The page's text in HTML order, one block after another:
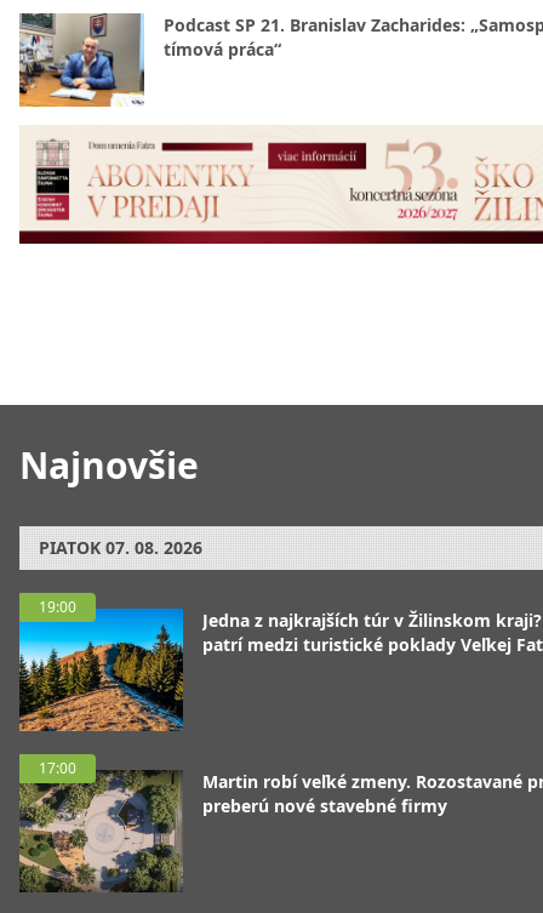
Najnovšie
PIATOK 07. 08. 2026
19:00
Jedna z najkrajších túr v Žilinskom
patrí medzi turistické poklady Veľkej
17:00
Martin robí veľké zmeny. Rozostavané
preberú nové stavebné firmy
Podcast SP 21. Branislav Zacharides:
tímová práca“